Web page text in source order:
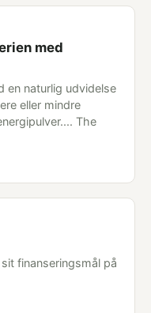
med
en naturlig udvidelse
eller mindre
The
finanseringsmål på